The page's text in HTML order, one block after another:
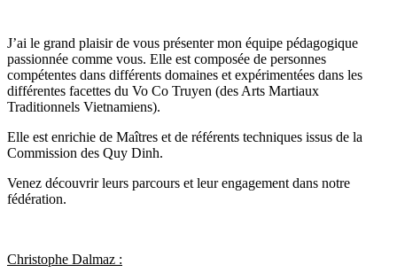
J’ai le grand plaisir de vous présenter mon équipe pédagogique
passionnée comme vous. Elle est composée de personnes
compétentes dans différents domaines et expérimentées dans les
différentes facettes du Vo Co Truyen (des Arts Martiaux
Traditionnels Vietnamiens).
Elle est enrichie de Maîtres et de référents techniques issus de la
Commission des Quy Dinh.
Venez découvrir leurs parcours et leur engagement dans notre
fédération.
Christophe Dalmaz :